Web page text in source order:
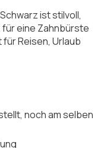
ist stilvoll,
eine Zahnbürste
Reisen, Urlaub
noch am selben